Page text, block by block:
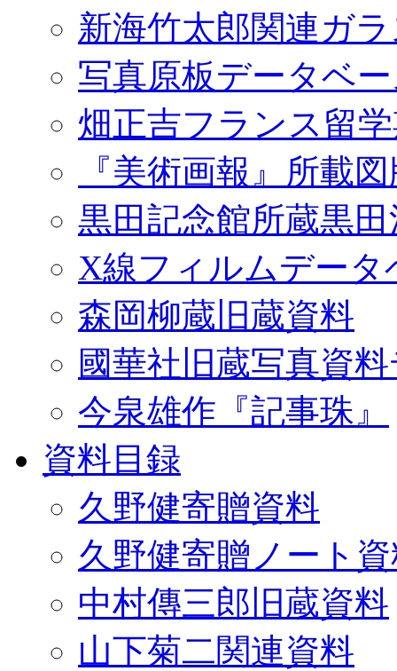
新海竹太郎関連ガ
写真原板データベ
畑正吉フランス留
『美術画報』所載
黒田記念館所蔵黒
X線フィルムデータ
森岡柳蔵旧蔵資料
國華社旧蔵写真資
今泉雄作『記事珠』
資料目録
久野健寄贈資料
久野健寄贈ノート
中村傳三郎旧蔵資料
山下菊二関連資料